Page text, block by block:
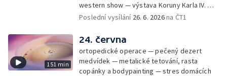
western show — výstava Koruny Karla IV. —
mladý lezecký fenomén Josef Šindel
Poslední vysílání 26. 6. 2026na ČT1
151 min
24. června
ortopedické operace — pečený dezert
medvídek — metalické tetování, rasta
copánky a bodypainting — stres domácích